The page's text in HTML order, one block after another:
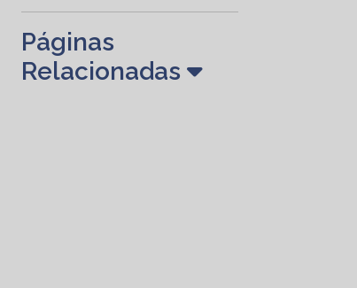
Páginas
Relacionadas